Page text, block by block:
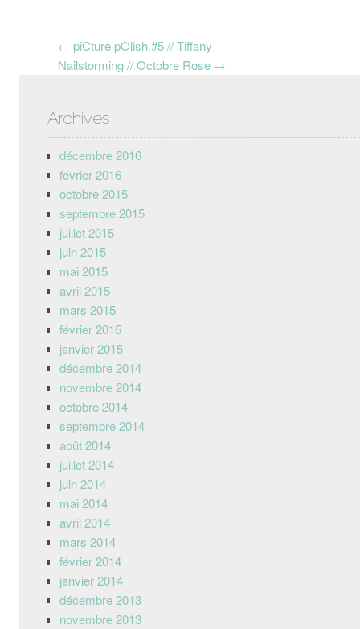
Post navigation
← piCture pOlish #5 // Tiffany
Nailstorming // Octobre Rose →
Archives
décembre 2016
février 2016
octobre 2015
septembre 2015
juillet 2015
juin 2015
mai 2015
avril 2015
mars 2015
février 2015
janvier 2015
décembre 2014
novembre 2014
octobre 2014
septembre 2014
août 2014
juillet 2014
juin 2014
mai 2014
avril 2014
mars 2014
février 2014
janvier 2014
décembre 2013
novembre 2013